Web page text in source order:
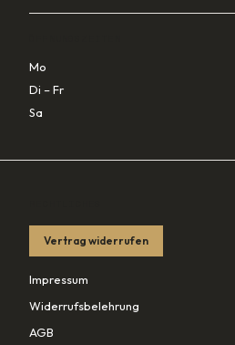
Mo
Di – Fr
Sa
Vertrag widerrufen
Impressum
Widerrufsbelehrung
AGB